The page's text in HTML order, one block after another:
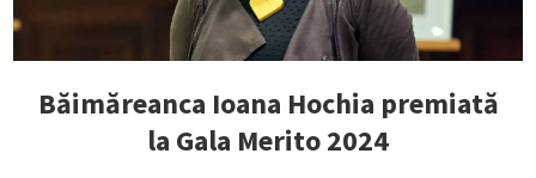
Băimăreanca Ioana Hochia premiată
la Gala Merito 2024